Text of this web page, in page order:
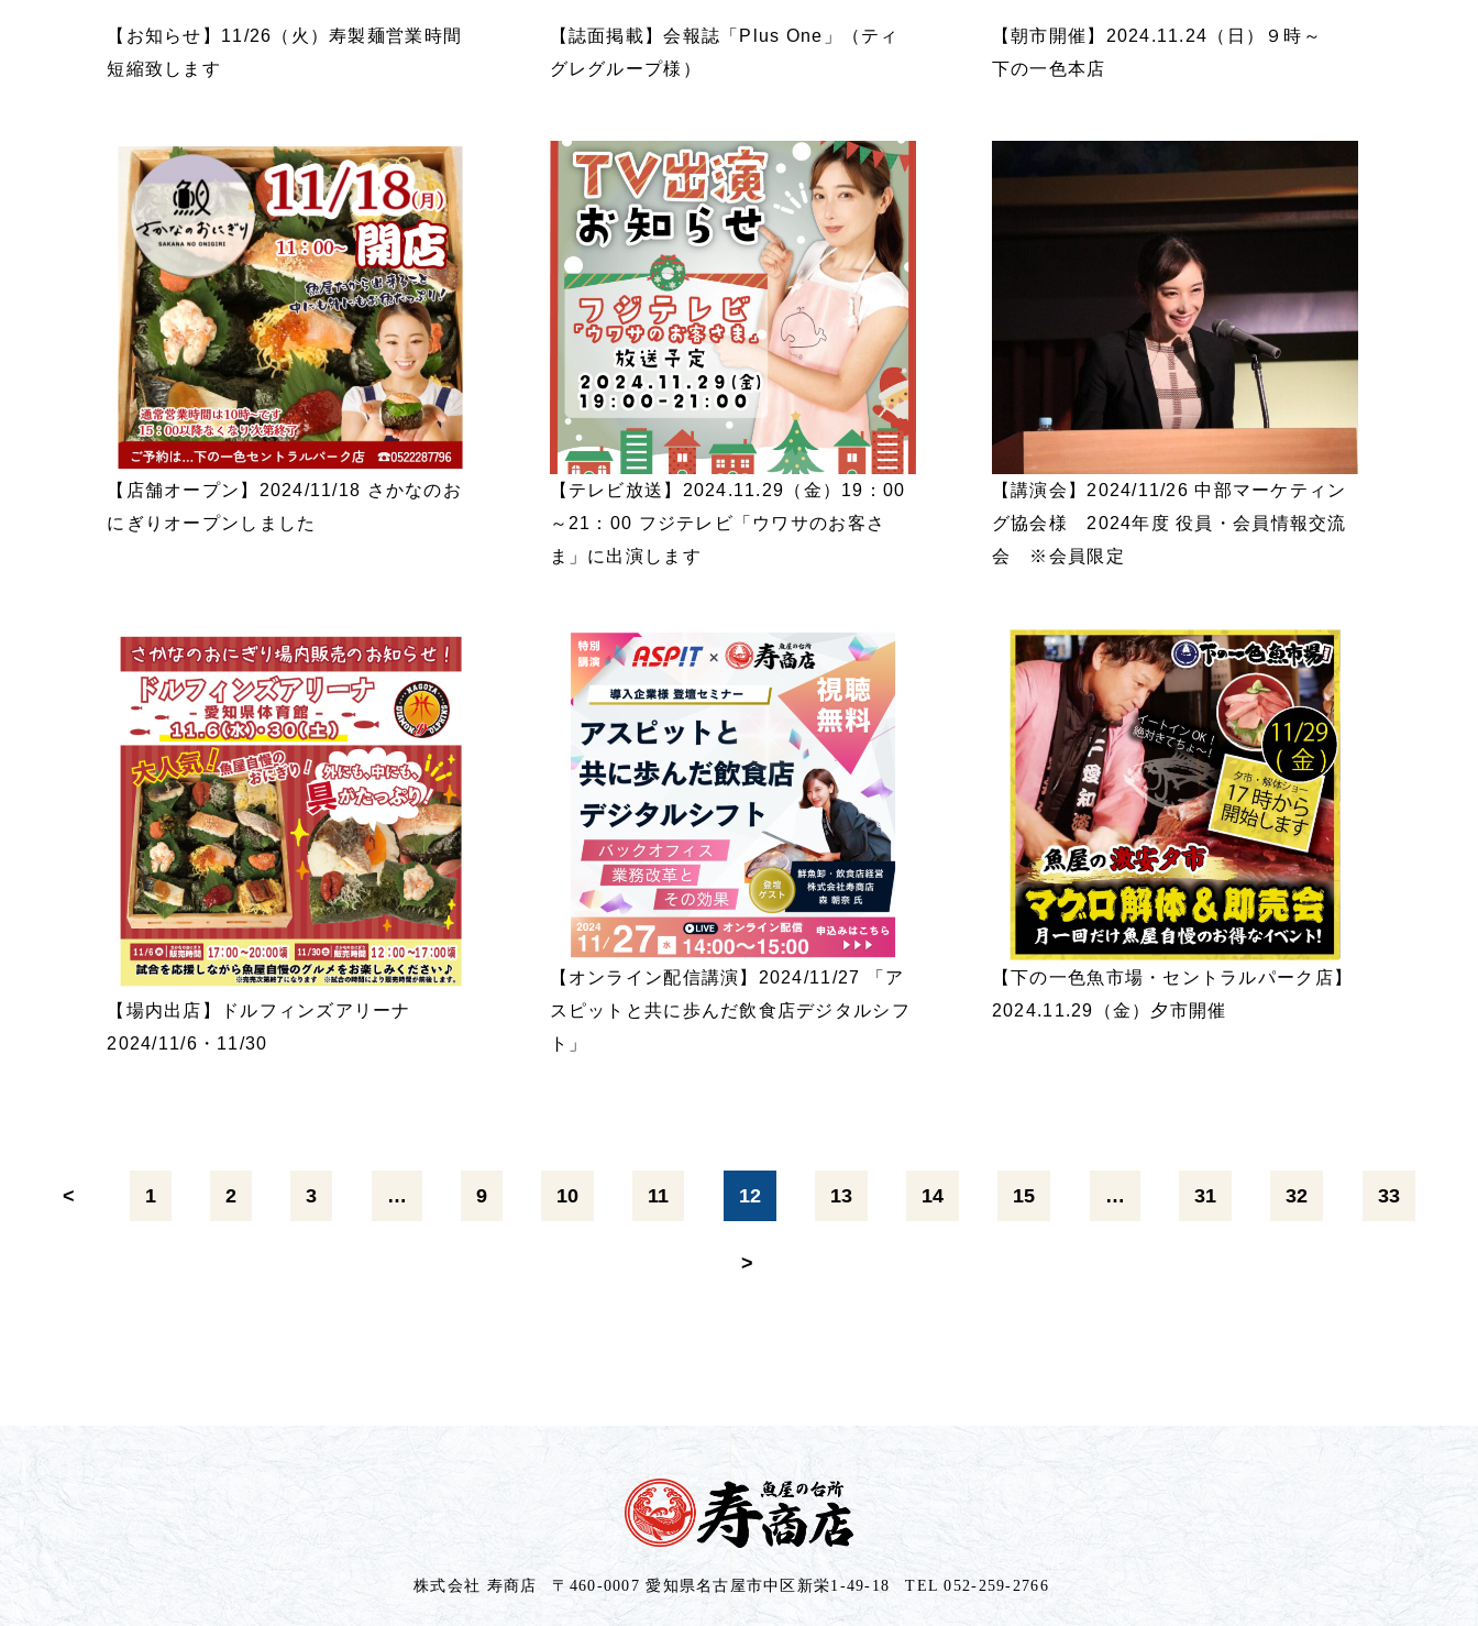
【お知らせ】11/26（火）寿製麺営業時間
短縮致します
【誌面掲載】会報誌「Plus One」（ティ
グレグループ様）
【朝市開催】2024.11.24（日）９時～
下の一色本店
【店舗オープン】2024/11/18 さかなのお
にぎりオープンしました
【テレビ放送】2024.11.29（金）19：00
～21：00 フジテレビ「ウワサのお客さ
ま」に出演します
【講演会】2024/11/26 中部マーケティン
グ協会様 2024年度 役員・会員情報交流
会 ※会員限定
【場内出店】ドルフィンズアリーナ
2024/11/6・11/30
【オンライン配信講演】2024/11/27 「ア
スピットと共に歩んだ飲食店デジタルシフ
ト」
【下の一色魚市場・セントラルパーク店】
2024.11.29（金）夕市開催
< 1 2 3 … 9 10 11 12 13 14 15 … 31 32 33
>
株式会社 寿商店 〒460-0007 愛知県名古屋市中区新栄1-49-18 TEL052-259-2766